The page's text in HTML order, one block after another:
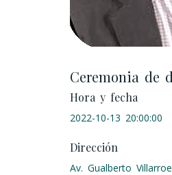
Ceremonia de
Hora y fecha
2022-10-13 20:00:00
Dirección
Av. Gualberto